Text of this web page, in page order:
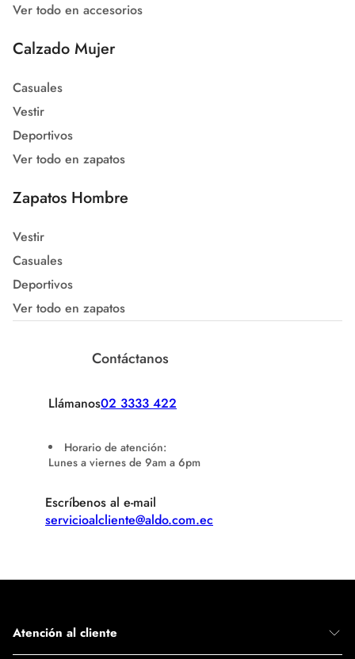
Ver todo en accesorios
Calzado Mujer
Casuales
Vestir
Deportivos
Ver todo en zapatos
Zapatos Hombre
Vestir
Casuales
Deportivos
Ver todo en zapatos
Contáctanos
Llámanos02 3333 422
Horario de atención:
Lunes a viernes de 9am a 6pm
Escríbenos al e-mail
servicioalcliente@aldo.com.ec
Atención al cliente